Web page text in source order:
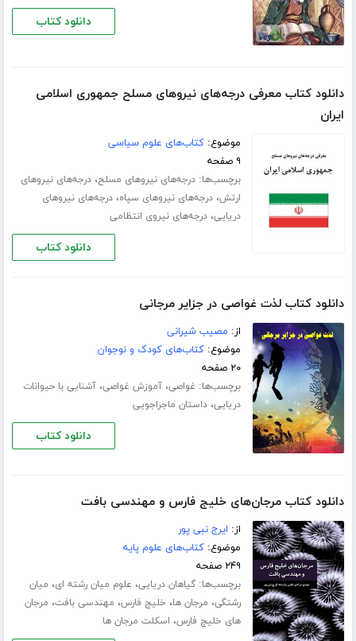
دانلود کتاب
دانلود کتاب معرفی درجه‌های نیروهای مسلح جمهوری اسلامی
ایران
موضوع:کتاب‌های علوم سیاسی
۹ صفحه
برچسب‌ها:درجه‌های نیروهای مسلح،درجه‌های نیروهای
ارتش،درجه‌های نیروهای سپاه،درجه‌های نیروهای
دریایی،درجه‌های نیروی انتظامی
دانلود کتاب
دانلود کتاب لذت غواصی در جزایر مرجانی
از: مصیب شیرانی
موضوع:کتاب‌های کودک و نوجوان
۲۰ صفحه
برچسب‌ها: غواصی،آموزش غواصی،آشنایی با حیوانات
دریایی،داستان ماجراجویی
دانلود کتاب
دانلود کتاب مرجان‌های خلیج فارس و مهندسی بافت
از: ایرج نبی پور
موضوع:کتاب‌های علوم پایه
۲۴۹ صفحه
برچسب‌ها:گیاهان دریایی، علوم میان رشته ای، میان
رشتگی، مرجان ها، خلیج فارس، مهندسی بافت، مرجان
های خلیج فارس، اسکلت مرجان ها